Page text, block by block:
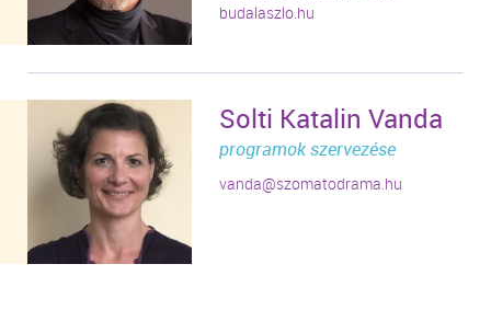
budalaszlo.hu
Solti Katalin Vanda
programok szervezése
vanda@szomatodrama.hu